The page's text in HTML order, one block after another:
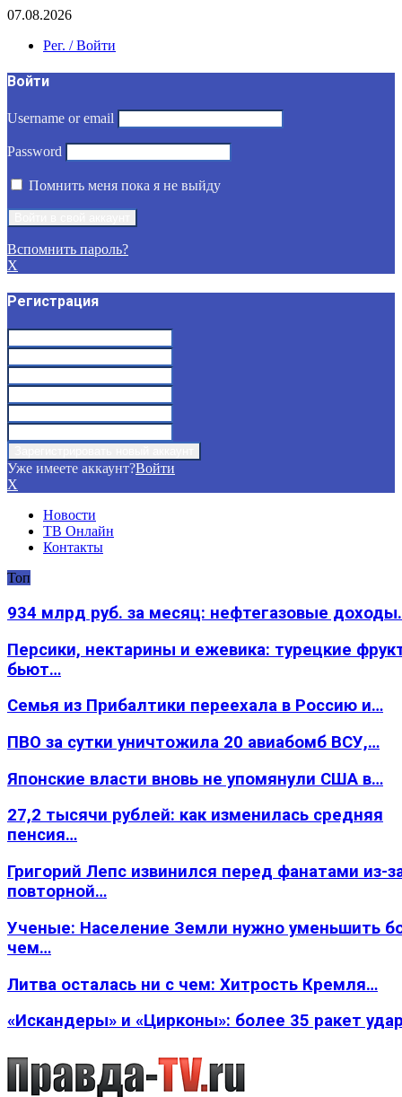
07.08.2026
Рег. / Войти
Войти
Username or email
Password
Помнить меня пока я не выйду
Вспомнить пароль?
X
Регистрация
Уже имеете аккаунт?Войти
X
Новости
ТВ Онлайн
Контакты
Топ
934 млрд руб. за месяц: нефтегазовые
Персики, нектарины и ежевика: турецкие
бьют…
Семья из Прибалтики переехала в Россию и…
ПВО за сутки уничтожила 20 авиабомб ВСУ,…
Японские власти вновь не упомянули США в…
27,2 тысячи рублей: как изменилась средняя
пенсия…
Григорий Лепс извинился перед фанатами из-
повторной…
Ученые: Население Земли нужно уменьшить
чем…
Литва осталась ни с чем: Хитрость Кремля…
«Искандеры» и «Цирконы»: более 35 ракет